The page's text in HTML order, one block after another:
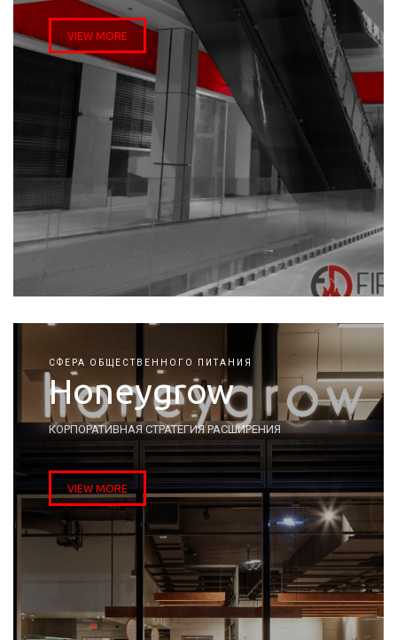
VIEW MORE
СФЕРА ОБЩЕСТВЕННОГО ПИТАНИЯ
Honeygrow
КОРПОРАТИВНАЯ СТРАТЕГИЯ РАСШИРЕНИЯ
VIEW MORE